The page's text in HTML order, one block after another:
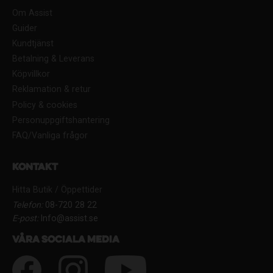
Om Assist
Guider
Kundtjänst
Betalning & Leverans
Köpvillkor
Reklamation & retur
Policy & cookies
Personuppgiftshantering
FAQ/Vanliga frågor
Kontakt
Hitta Butik / Öppettider
Telefon:08-720 28 22
E-post:Info@assist.se
Våra sociala media